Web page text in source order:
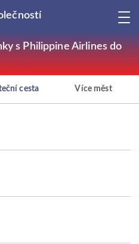
s Philippine Airlines do
cesta Více měst